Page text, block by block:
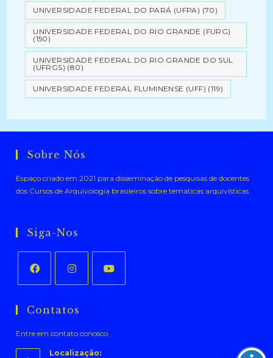
UNIVERSIDADE FEDERAL DO PARÁ (UFPA) (70)
UNIVERSIDADE FEDERAL DO RIO GRANDE (FURG)
(150)
UNIVERSIDADE FEDERAL DO RIO GRANDE DO SUL
(UFRGS) (80)
UNIVERSIDADE FEDERAL FLUMINENSE (UFF) (119)
Sobre Nós
Espaço criado em 2021 para disseminação de pesquisas de docentes
dos Cursos de Arquivologia brasileiros sobre temáticas arquivísticas .
Siga-Nos
em
nova
aba
em
nova
aba
nova
aba
Contatos
Entre em contato conosco.
Localização: